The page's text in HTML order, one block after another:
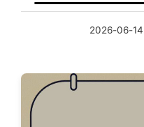
2026-06-14